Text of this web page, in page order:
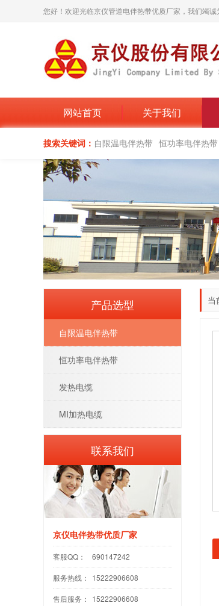
您好！欢迎光临京仪管道电伴热带优质厂家，我们竭诚
网站首页 关于我们
搜索关键词： 自限温电伴热带 恒功率电伴热带
产品选型
自限温电伴热带
恒功率电伴热带
发热电缆
MI加热电缆
联系我们
京仪电伴热带优质厂家
客服QQ： 690147242
服务热线： 15222906608
售后服务： 15222906608
当